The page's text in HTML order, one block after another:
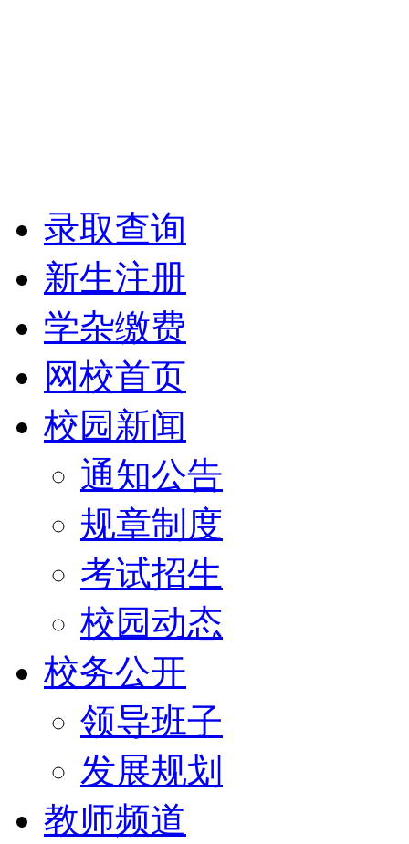
录取查询
新生注册
学杂缴费
网校首页
校园新闻
通知公告
规章制度
考试招生
校园动态
校务公开
领导班子
发展规划
教师频道